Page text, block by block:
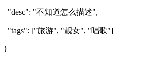
"desc": "不知道怎么描述",
"tags": ["旅游", "靓女", "唱歌"]
}